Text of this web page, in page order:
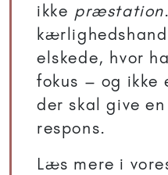
ikke præstation
elskede, hvor
fokus – og ikke
der skal give
respons.
Læs mere i